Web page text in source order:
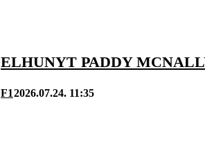
ELHUNYT PADDY
F12026.07.24. 11:35